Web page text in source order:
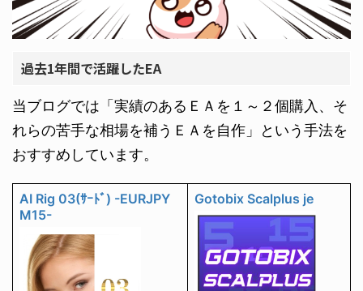
過去1年間で活躍したEA
当ブログでは「実績のあるＥＡを１～２個購入、そ
れらの苦手な相場を補うＥＡを自作」という手法を
おすすめしています。
AI Rig 03(ｻｰﾄﾞ) -EURJPY
M15-
Gotobix Scalplus je